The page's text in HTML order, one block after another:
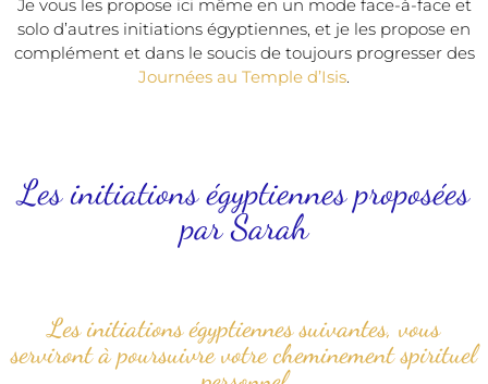
Je vous les propose ici même en un mode face-à-face et
solo d’autres initiations égyptiennes, et je les propose en
complément et dans le soucis de toujours progresser des
Journées au Temple d’Isis.
Les initiations égyptiennes proposées
par Sarah
Les initiations égyptiennes suivantes, vous
serviront à poursuivre votre cheminement spirituel